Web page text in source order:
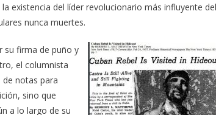
existencia del líder revolucionario más influyente del
nunca muertes.
su firma de puño y
el columnista
notas para
sino que
a lo largo de su